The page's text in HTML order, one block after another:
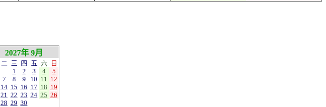
2027年 9月
二 三 四 五 六
日
1
2 3 4
5
7 8 9 10 11 12
14 15 16 17 18 19
21 22 23 24 25 26
28 29 30